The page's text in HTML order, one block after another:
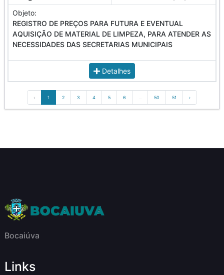
Objeto:
REGISTRO DE PREÇOS PARA FUTURA E EVENTUAL
AQUISIÇÃO DE MATERIAL DE LIMPEZA, PARA ATENDER AS
NECESSIDADES DAS SECRETARIAS MUNICIPAIS
Detalhes
‹ 1 2 3 4 5 6 50 51 ›
Bocaiúva
Links